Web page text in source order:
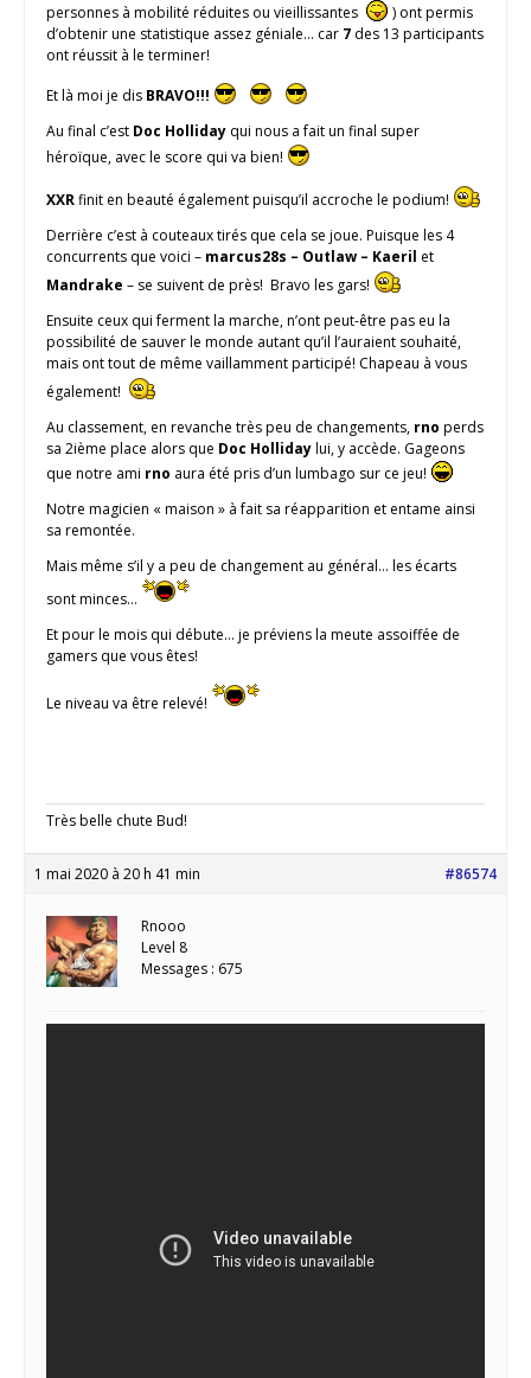
personnes à mobilité réduites ou vieillissantes
) ont permis
d’obtenir une statistique assez géniale… car 7 des 13 participants
ont réussit à le terminer!
Et là moi je dis BRAVO!!!
Au final c’est Doc Holliday qui nous a fait un final super
héroïque, avec le score qui va bien!
XXRfinit en beauté également puisqu’il accroche le podium!
Derrière c’est à couteaux tirés que cela se joue. Puisque les 4
concurrents que voici – marcus28s – Outlaw – Kaeril et
Mandrake – se suivent de près! Bravo les gars!
Ensuite ceux qui ferment la marche, n’ont peut-être pas eu la
possibilité de sauver le monde autant qu’il l’auraient souhaité,
mais ont tout de même vaillamment participé! Chapeau à vous
également!
Au classement, en revanche très peu de changements, rno perds
sa 2ième place alors que Doc Hollidaylui, y accède. Gageons
que notre ami rno aura été pris d’un lumbago sur ce jeu!
Notre magicien « maison » à fait sa réapparition et entame ainsi
sa remontée.
Mais même s’il y a peu de changement au général… les écarts
sont minces…
Et pour le mois qui débute… je préviens la meute assoiffée de
gamers que vous êtes!
Le niveau va être relevé!
Très belle chute Bud!
1 mai 2020 à 20 h 41 min #86574
Rnooo
Level 8
Messages : 675